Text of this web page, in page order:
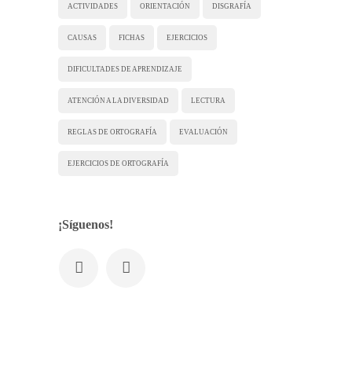
ACTIVIDADES ORIENTACIÓN DISGRAFÍA
CAUSAS FICHAS EJERCICIOS
DIFICULTADES DE APRENDIZAJE
ATENCIÓN A LA DIVERSIDAD LECTURA
REGLAS DE ORTOGRAFÍA EVALUACIÓN
EJERCICIOS DE ORTOGRAFÍA
¡Síguenos!